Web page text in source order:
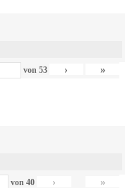
von 53 › »
von40 › »